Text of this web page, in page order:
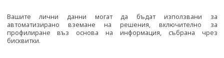
Вашите лични данни могат да бъдат използвани за
автоматизирано вземане на решения, включително за
профилиране въз основа на информация, събрана чрез
бисквитки.